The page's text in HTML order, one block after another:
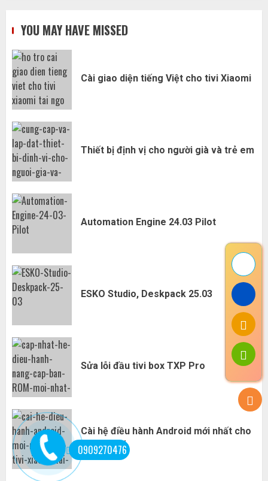
YOU MAY HAVE MISSED
Cài giao diện tiếng Việt cho tivi Xiaomi
Thiết bị định vị cho người già và trẻ em
Automation Engine 24.03 Pilot
ESKO Studio, Deskpack 25.03
Sửa lỗi đầu tivi box TXP Pro
Cài hệ điều hành Android mới nhất cho
tivi xiaomi
0909270476